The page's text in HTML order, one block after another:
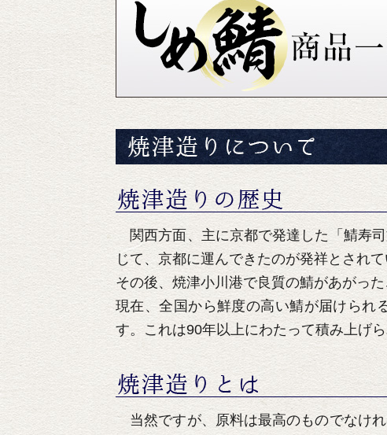
関西方面、主に京都で発達した「鯖寿
じて、京都に運んできたのが発祥とされ
その後、焼津小川港で良質の鯖があがっ
現在、全国から鮮度の高い鯖が届けられ
す。これは90年以上にわたって積み上げ
当然ですが、原料は最高のものでなけれ